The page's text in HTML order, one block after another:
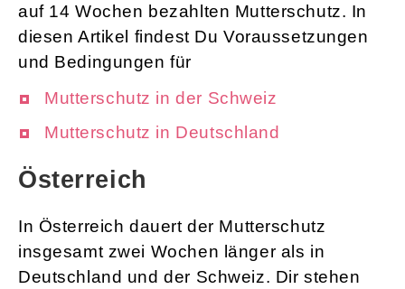
auf 14 Wochen bezahlten Mutterschutz. In
diesen Artikel findest Du Voraussetzungen
und Bedingungen für
Mutterschutz in der Schweiz
Mutterschutz in Deutschland
Österreich
In Österreich dauert der Mutterschutz
insgesamt zwei Wochen länger als in
Deutschland und der Schweiz. Dir stehen